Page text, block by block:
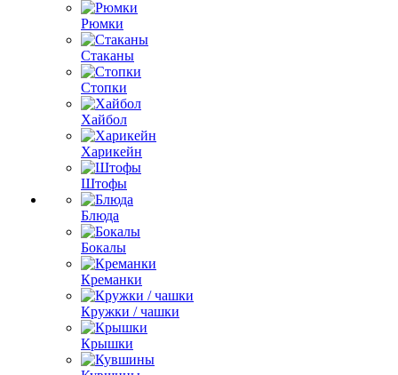
Рюмки
Стаканы
Стопки
Хайбол
Харикейн
Штофы
Блюда
Бокалы
Креманки
Кружки / чашки
Крышки